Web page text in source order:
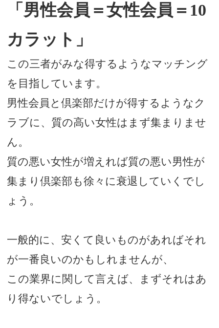
「男性会員＝女性会員＝10
カラット」
この三者がみな得するようなマッチング
を目指しています。
男性会員と倶楽部だけが得するようなク
ラブに、質の高い女性はまず集まりませ
ん。
質の悪い女性が増えれば質の悪い男性が
集まり倶楽部も徐々に衰退していくでし
ょう。
一般的に、安くて良いものがあればそれ
が一番良いのかもしれませんが、
この業界に関して言えば、まずそれはあ
り得ないでしょう。